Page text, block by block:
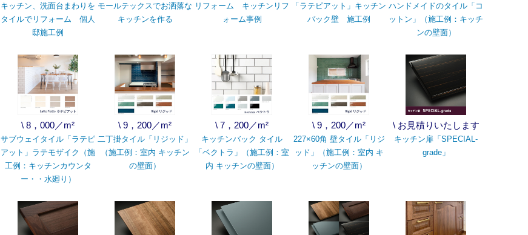
キッチン、洗面台まわりを
タイルでリフォーム 個人
邸施工例
モールテックスでお洒落な
キッチンを作る
リフォーム キッチンリフ
ォーム事例
「ラテピアット」キッチン
バック壁 施工例
ハンドメイドのタイル「コ
ットン」（施工例：キッチ
ンの壁面）
\ 8，000／m²
サブウェイタイル「ラテピ
アット」ラテモザイク（施
工例：キッチンカウンタ
ー・・水廻り）
\ 9，200／m²
二丁掛タイル「リジッド」
（施工例：室内 キッチン
の壁面）
\ 7，200／m²
キッチンバック タイル
「ベクトラ」（施工例：室
内 キッチンの壁面）
\ 9，200／m²
227×60角 壁タイル「リジ
ッド」（施工例：室内 キ
ッチンの壁面）
\ お見積りいたします
キッチン扉「SPECIAL-
grade」